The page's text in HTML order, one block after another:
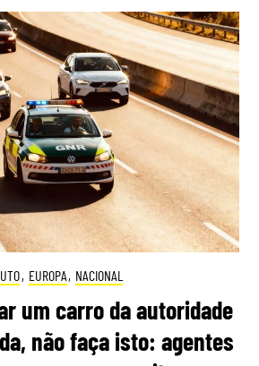
, EUROPA, NACIONAL
um carro da autoridade
não faça isto: agentes